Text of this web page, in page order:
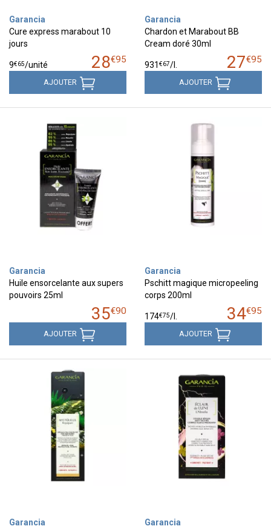
Garancia
Cure express marabout 10
jours
28€95
9€65/unité
AJOUTER
Garancia
Chardon et Marabout BB
Cream doré 30ml
27€95
931 €67/
AJOUTER
Garancia
Huile ensorcelante aux supers
pouvoirs 25ml
35€90
AJOUTER
Garancia
Pschitt magique micropeeling
corps 200ml
34€95
174€75/
AJOUTER
Garancia
Garancia